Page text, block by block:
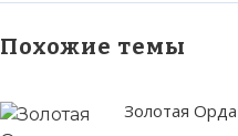
Похожие темы
Золотая Орда